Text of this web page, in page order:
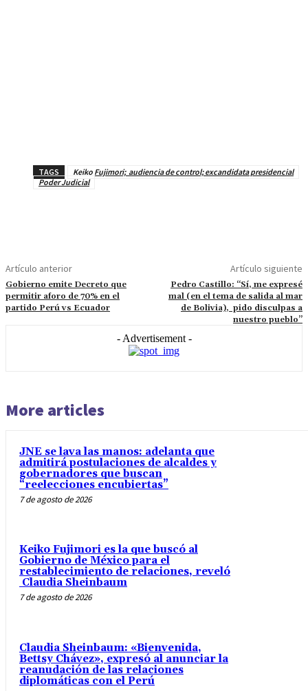
TAGS
Keiko Fujimori; audiencia de control; excandidata presidencial
Poder Judicial
Artículo anterior
Gobierno emite Decreto que
permitir aforo de 70% en el
partido Perú vs Ecuador
Artículo siguiente
Pedro Castillo: “Sí, me expresé
mal (en el tema de salida al mar
de Bolivia), pido disculpas a
nuestro pueblo”
- Advertisement -
More articles
JNE se lava las manos: adelanta que
admitirá postulaciones de alcaldes y
gobernadores que buscan
“reelecciones encubiertas”
7 de agosto de 2026
Keiko Fujimori es la que buscó al
Gobierno de México para el
restablecimiento de relaciones, reveló
Claudia Sheinbaum
7 de agosto de 2026
Claudia Sheinbaum: «Bienvenida,
Bettsy Chávez», expresó al anunciar la
reanudación de las relaciones
diplomáticas con el Perú